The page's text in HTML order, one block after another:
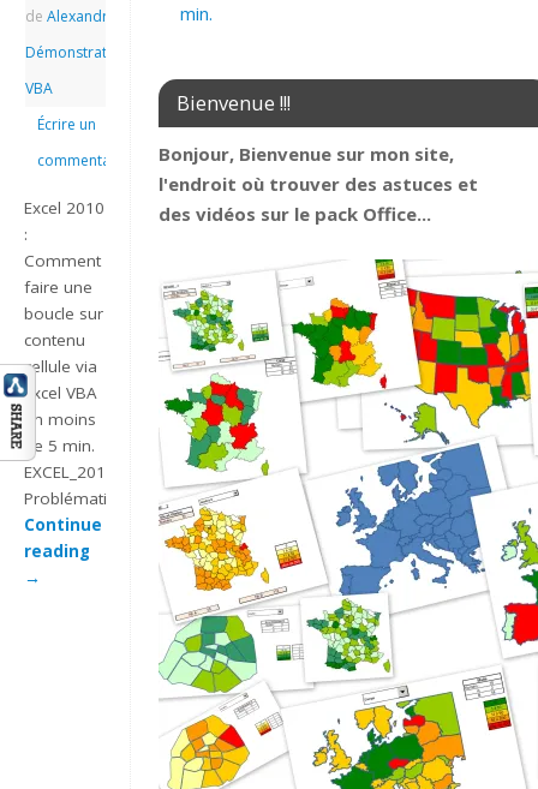
deAlexandre
Démonstrations
VBA
Écrire un
commentaire
Excel 2010
:
Comment
faire une
boucle sur
contenu
cellule via
Excel VBA
en moins
de 5 min.
EXCEL_2010_MACRO_BOUCLE_VBA_CONTENU_CELLULE
Problématique…
Continue
reading
→
min.
Bienvenue !!!
Bonjour, Bienvenue sur mon site,
l'endroit où trouver des astuces et
des vidéos sur le pack Office...